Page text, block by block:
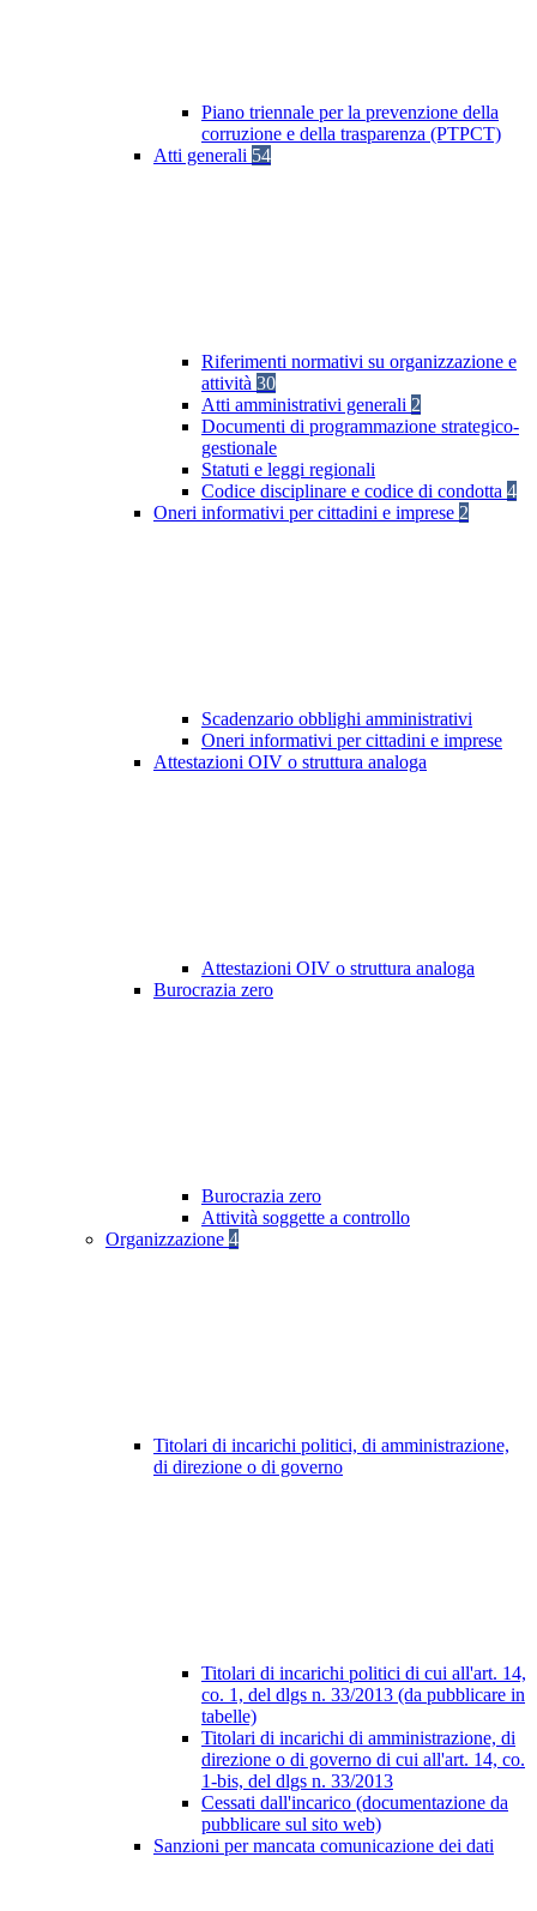
Piano triennale per la prevenzione della
corruzione e della trasparenza (PTPCT)
Atti generali 54
Riferimenti normativi su organizzazione e
attività 30
Atti amministrativi generali 2
Documenti di programmazione strategico-
gestionale
Statuti e leggi regionali
Codice disciplinare e codice di condotta 4
Oneri informativi per cittadini e imprese 2
Scadenzario obblighi amministrativi
Oneri informativi per cittadini e imprese
Attestazioni OIV o struttura analoga
Attestazioni OIV o struttura analoga
Burocrazia zero
Burocrazia zero
Attività soggette a controllo
Organizzazione 4
Titolari di incarichi politici, di amministrazione,
di direzione o di governo
Titolari di incarichi politici di cui all'art. 14,
co. 1, del dlgs n. 33/2013 (da pubblicare in
tabelle)
Titolari di incarichi di amministrazione, di
direzione o di governo di cui all'art. 14, co.
1-bis, del dlgs n. 33/2013
Cessati dall'incarico (documentazione da
pubblicare sul sito web)
Sanzioni per mancata comunicazione dei dati